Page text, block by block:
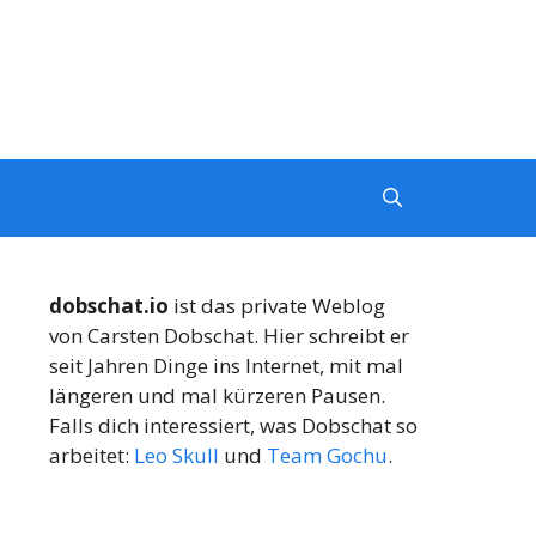
dobschat.io ist das private Weblog
von Carsten Dobschat. Hier schreibt er
seit Jahren Dinge ins Internet, mit mal
längeren und mal kürzeren Pausen.
Falls dich interessiert, was Dobschat so
arbeitet: Leo Skull und Team Gochu.